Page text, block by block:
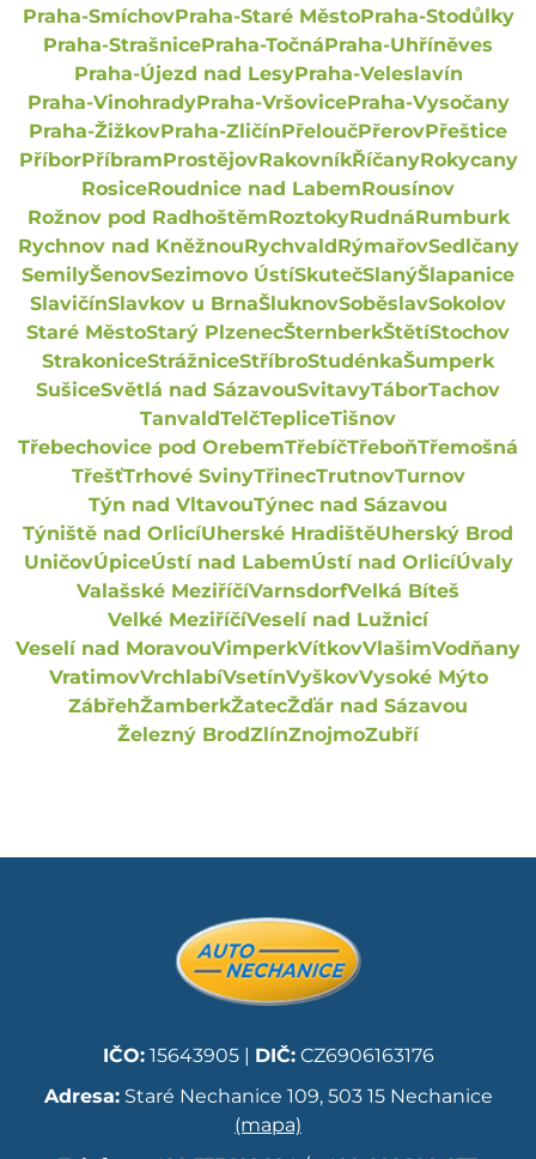
Praha-SmíchovPraha-Staré MěstoPraha-Stodůlky
Praha-StrašnicePraha-TočnáPraha-Uhříněves
Praha-Újezd nad LesyPraha-Veleslavín
Praha-VinohradyPraha-VršovicePraha-Vysočany
Praha-ŽižkovPraha-ZličínPřeloučPřerovPřeštice
PříborPříbramProstějovRakovníkŘíčanyRokycany
RosiceRoudnice nad LabemRousínov
Rožnov pod RadhoštěmRoztokyRudnáRumburk
Rychnov nad KněžnouRychvaldRýmařovSedlčany
SemilyŠenovSezimovo ÚstíSkutečSlanýŠlapanice
SlavičínSlavkov u BrnaŠluknovSoběslavSokolov
Staré MěstoStarý PlzenecŠternberkŠtětíStochov
StrakoniceStrážniceStříbroStudénkaŠumperk
SušiceSvětlá nad SázavouSvitavyTáborTachov
TanvaldTelčTepliceTišnov
Třebechovice pod OrebemTřebíčTřeboňTřemošná
TřešťTrhové SvinyTřinecTrutnovTurnov
Týn nad VltavouTýnec nad Sázavou
Týniště nad OrlicíUherské HradištěUherský Brod
UničovÚpiceÚstí nad LabemÚstí nad OrlicíÚvaly
Valašské MeziříčíVarnsdorfVelká Bíteš
Velké MeziříčíVeselí nad Lužnicí
Veselí nad MoravouVimperkVítkovVlašimVodňany
VratimovVrchlabíVsetínVyškovVysoké Mýto
ZábřehŽamberkŽatecŽďár nad Sázavou
Železný BrodZlínZnojmoZubří
IČO:15643905 | DIČ:CZ6906163176
Adresa:Staré Nechanice 109, 503 15 Nechanice
(mapa)